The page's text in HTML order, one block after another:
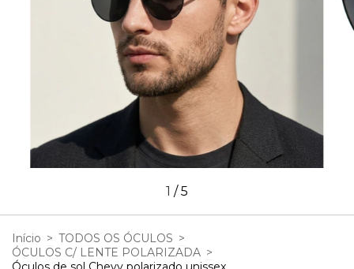
1 /5
Início > TODOS OS ÓCULOS >
ÓCULOS C/ LENTE POLARIZADA >